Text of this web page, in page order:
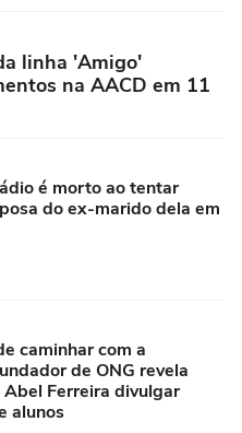
linha 'Amigo'
na AACD em 11
é morto ao tentar
do ex-marido dela em
caminhar com a
de ONG revela
Abel Ferreira divulgar
alunos